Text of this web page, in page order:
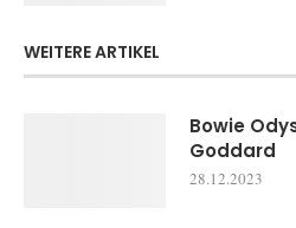
WEITERE ARTIKEL
Bowie
Goddard
28.12.2023